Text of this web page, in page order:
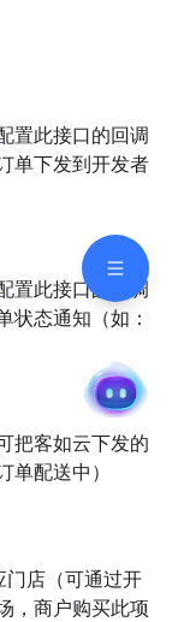
置此接口的回调
单下发到开发者
置此接口的回调
状态通知（如：
客如云下发的
配送中）
门店（可通过开
，商户购买此项